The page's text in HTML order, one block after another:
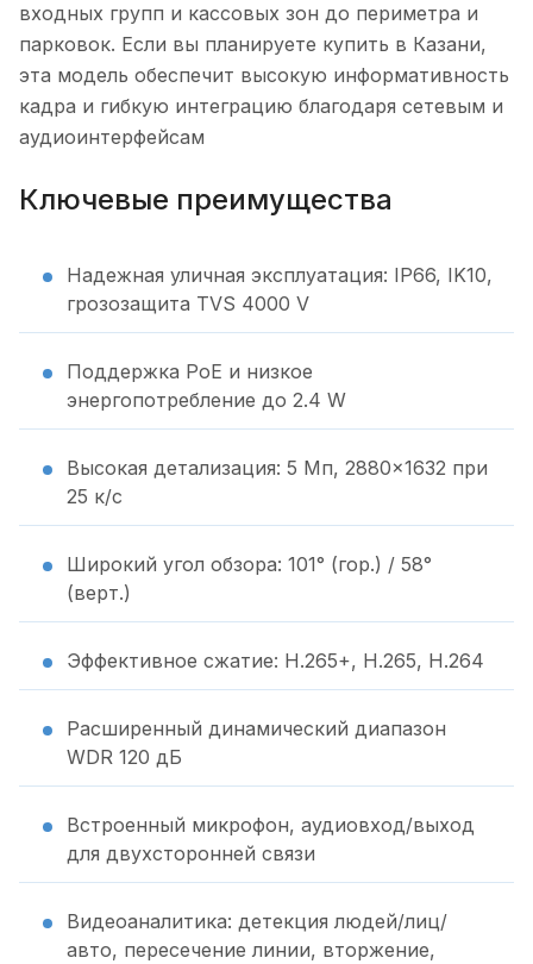
входных групп и кассовых зон до периметра и
парковок. Если вы планируете купить в Казани,
эта модель обеспечит высокую информативность
кадра и гибкую интеграцию благодаря сетевым и
аудиоинтерфейсам
Ключевые преимущества
Надежная уличная эксплуатация: IP66, IK10,
грозозащита TVS 4000 V
Поддержка PoE и низкое
энергопотребление до 2.4 W
Высокая детализация: 5 Мп, 2880×1632 при
25 к/с
Широкий угол обзора: 101° (гор.) / 58°
(верт.)
Эффективное сжатие: H.265+, H.265, H.264
Расширенный динамический диапазон
WDR 120 дБ
Встроенный микрофон, аудиовход/выход
для двухсторонней связи
Видеоаналитика: детекция людей/лиц/
авто, пересечение линии, вторжение,